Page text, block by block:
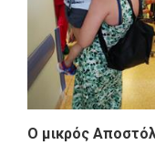
O μικρός